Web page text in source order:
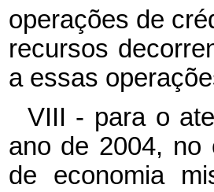
operações de
recursos
a essas
VIII - para o
ano de 2004, no
de economia